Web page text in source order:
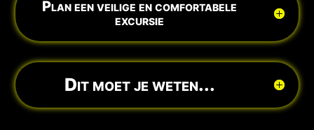
Plan een veilige en comfortabele
excursie
Dit moet je weten...